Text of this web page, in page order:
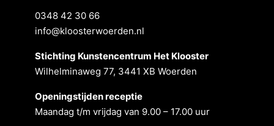
0348 42 30 66
info@kloosterwoerden.nl
Stichting Kunstencentrum Het Klooster
Wilhelminaweg 77, 3441 XB Woerden
Openingstĳden receptie
Maandag t/m vrĳdag van 9.00 – 17.00 uur